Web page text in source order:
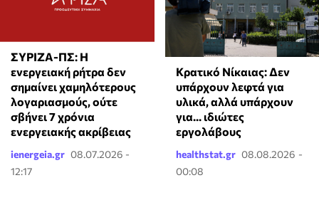
ΣΥΡΙΖΑ-ΠΣ: Η
ενεργειακή ρήτρα δεν
σημαίνει χαμηλότερους
λογαριασμούς, ούτε
σβήνει 7 χρόνια
ενεργειακής ακρίβειας
ienergeia.gr 08.07.2026 -
12:17
Κρατικό Νίκαιας: Δεν
υπάρχουν λεφτά για
υλικά, αλλά υπάρχουν
για... ιδιώτες
εργολάβους
healthstat.gr 08.08.2026 -
00:08